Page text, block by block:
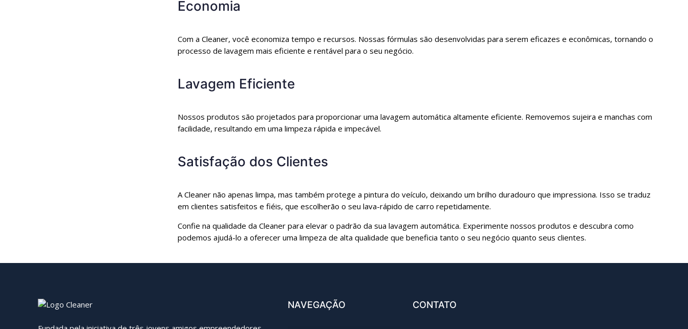
Economia
Com a Cleaner, você economiza tempo e recursos. Nossas fórmulas são desenvolvidas para serem eficazes e econômicas, tornando o
processo de lavagem mais eficiente e rentável para o seu negócio.
Lavagem Eficiente
Nossos produtos são projetados para proporcionar uma lavagem automática altamente eficiente. Removemos sujeira e manchas com
facilidade, resultando em uma limpeza rápida e impecável.
Satisfação dos Clientes
A Cleaner não apenas limpa, mas também protege a pintura do veículo, deixando um brilho duradouro que impressiona. Isso se traduz
em clientes satisfeitos e fiéis, que escolherão o seu lava-rápido de carro repetidamente.
Confie na qualidade da Cleaner para elevar o padrão da sua lavagem automática. Experimente nossos produtos e descubra como
podemos ajudá-lo a oferecer uma limpeza de alta qualidade que beneficia tanto o seu negócio quanto seus clientes.
NAVEGAÇÃO CONTATO